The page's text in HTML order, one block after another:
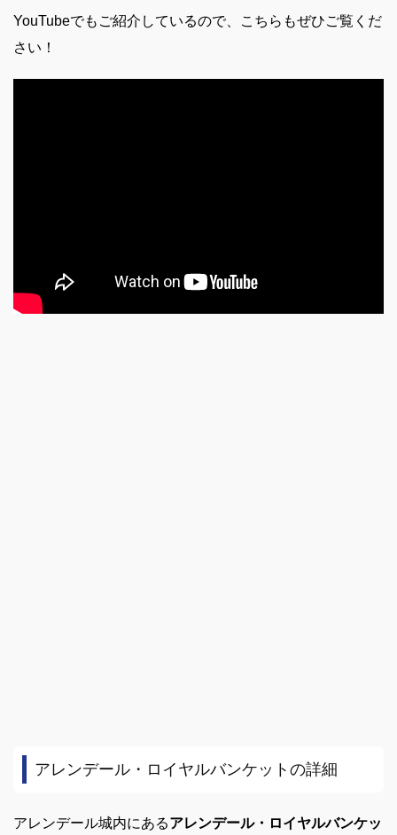
YouTubeでもご紹介しているので、こちらもぜひご覧くだ
さい！
アレンデール・ロイヤルバンケットの詳細
アレンデール城内にあるアレンデール・ロイヤルバンケッ